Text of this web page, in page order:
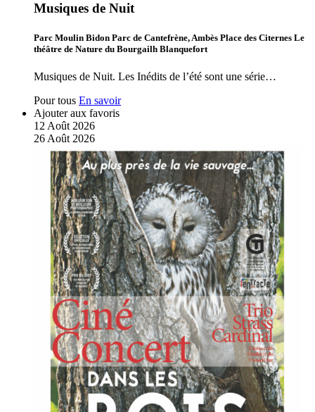
Musiques de Nuit
Parc Moulin Bidon Parc de Cantefrène, Ambès Place des Citernes Le
théâtre de Nature du Bourgailh Blanquefort
Musiques de Nuit. Les Inédits de l’été sont une série…
Pour tous En savoir
Ajouter aux favoris
12 Août 2026
26 Août 2026